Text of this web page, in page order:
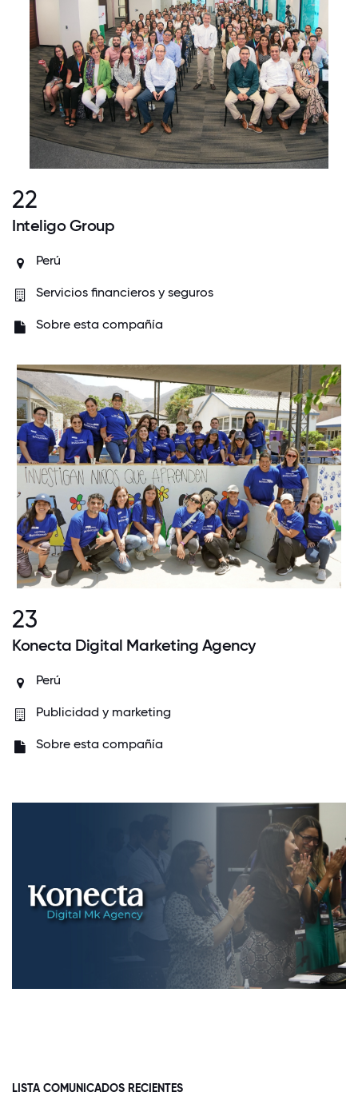
22
Inteligo Group
Perú
Servicios financieros y seguros
Sobre esta compañía
23
Konecta Digital Marketing Agency
Perú
Publicidad y marketing
Sobre esta compañía
LISTA COMUNICADOS RECIENTES